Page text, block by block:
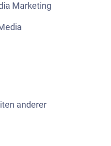
Marketing
anderer